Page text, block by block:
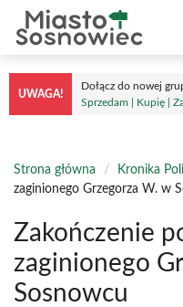
Przejdź
treści
UWAGA!
Dołącz do nowej
Sprzedam | Kupię |
Strona główna / Kronika
zaginionego Grzegorza W. w
Zakończenie
zaginionego
Sosnowcu